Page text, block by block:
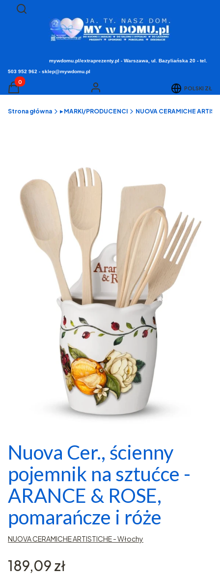
Otwórz wyszukiwarkę
Szukaj
mywdomu.pl/extraprezenty.pl - Warszawa, ul. Bazyliańska 20 - tel.
503 952 962 - sklep@mywdomu.pl
Produkty w koszyku: 0. Zobacz szczegóły
Koszyk Zaloguj się POLSKI ZŁ
Strona główna ▸ MARKI/PRODUCENCI NUOVA CERAMICHE
Nuova Cer., ścienny
pojemnik na sztućce -
ARANCE & ROSE,
pomarańcze i róże
NUOVA CERAMICHE ARTISTICHE - Włochy
Cena
189,09 zł